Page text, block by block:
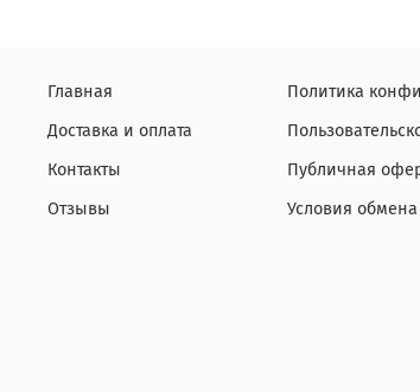
Главная
Доставка и оплата
Контакты
Отзывы
Политика
Публичная
Условия обмена